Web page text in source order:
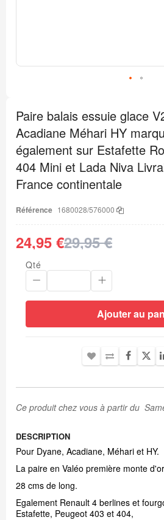
début
de
la
Galerie
d’images
Paire balais essuie glace
Acadiane Méhari HY
également sur Estafette
404 Mini et Lada Niva
France continentale
Référence 1680028/576000
24,95 €29,95 €
Qté
Ajouter au
Ce produit chez vous à partir du
DESCRIPTION
Pour Dyane, Acadiane, Méhari et HY.
La paire en Valéo première monte
28 cms de long.
Egalement Renault 4 berlines et
Estafette, Peugeot 403 et 404,